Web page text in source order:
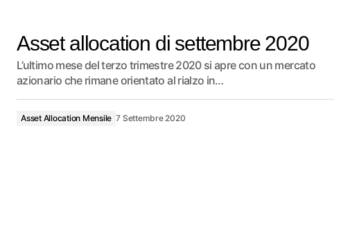
Asset allocation di settembre 2020
L’ultimo mese del terzo trimestre 2020 si apre con un mercato
azionario che rimane orientato al rialzo in…
Asset Allocation Mensile 7 Settembre 2020